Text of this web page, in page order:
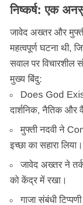
निष्कर्ष: एक
जावेद अख्तर और
महत्वपूर्ण घटना
सवाल पर विचारशील
मुख्य बिंदु:
Does God
दार्शनिक, नैतिक और
मुफ्ती नदवी ने
इच्छा का सहारा लिया।
जावेद अख्तर ने
को केंद्र में रखा।
गाजा संबंधी